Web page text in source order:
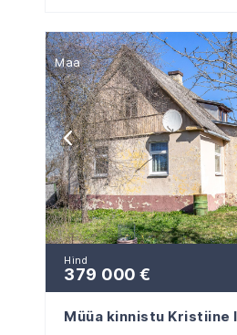
Maa
Hind
379 000 €
Müüa kinnistu Kristiine